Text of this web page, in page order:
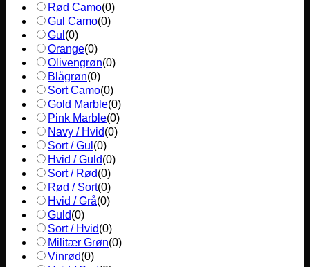
Rød Camo(0)
Gul Camo(0)
Gul (0)
Orange(0)
Olivengrøn(0)
Blågrøn(0)
Sort Camo(0)
Gold Marble(0)
Pink Marble(0)
Navy / Hvid(0)
Sort / Gul (0)
Hvid / Guld(0)
Sort / Rød(0)
Rød / Sort(0)
Hvid / Grå(0)
Guld(0)
Sort / Hvid(0)
Militær Grøn(0)
Vinrød(0)